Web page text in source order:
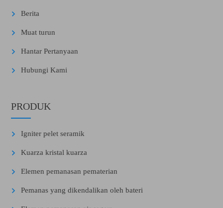
Berita
Muat turun
Hantar Pertanyaan
Hubungi Kami
PRODUK
Igniter pelet seramik
Kuarza kristal kuarza
Elemen pemanasan pematerian
Pemanas yang dikendalikan oleh bateri